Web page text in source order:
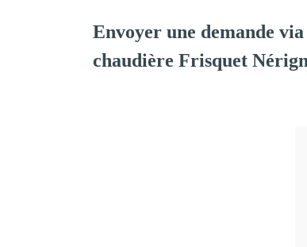
Envoyer une demande
chaudière Frisquet